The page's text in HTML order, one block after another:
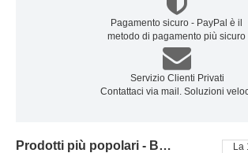
Pagamento sicuro - PayPal è il
metodo di pagamento più sicuro
Servizio Clienti Privati
Contattaci via mail. Soluzioni
Prodotti più popolari - Batteria oukitel La